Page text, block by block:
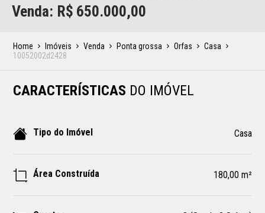
Venda: R$ 650.000,00
Home Imóveis Venda Ponta grossa Orfas
Casa
10052002d2428
CARACTERÍSTICAS DO IMÓVEL
Tipo do Imóvel Casa
Área Construída 180,00 m²